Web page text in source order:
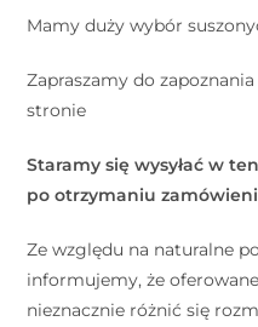
Mamy duży wybór
Zapraszamy do
stronie
Staramy się wysyłać w
po otrzymaniu
Ze względu na naturalne
informujemy, że
nieznacznie różnić się